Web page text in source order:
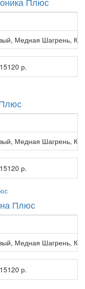
Медная Шагрень,
15120 р.
Медная Шагрень,
15120 р.
Плюс
Медная Шагрень,
15120 р.